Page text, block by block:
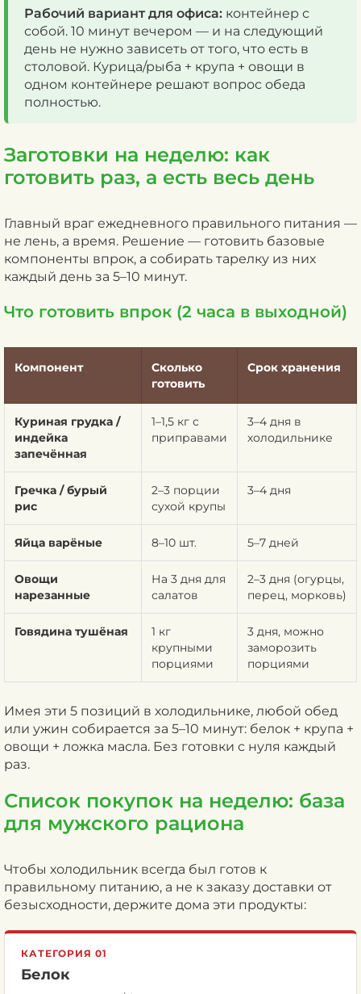
Рабочий вариант для офиса: контейнер с
собой. 10 минут вечером — и на следующий
день не нужно зависеть от того, что есть в
столовой. Курица/рыба + крупа + овощи в
одном контейнере решают вопрос обеда
полностью.
Заготовки на неделю: как
готовить раз, а есть весь день
Главный враг ежедневного правильного питания —
не лень, а время. Решение — готовить базовые
компоненты впрок, а собирать тарелку из них
каждый день за 5–10 минут.
Что готовить впрок (2 часа в выходной)
Компонент
Сколько
готовить
Срок хранения
Куриная грудка /
индейка
запечённая
1–1,5 кг с
приправами
3–4 дня в
холодильнике
Гречка / бурый
рис
2–3 порции
сухой крупы
3–4 дня
Яйца варёные 8–10 шт. 5–7 дней
Овощи
нарезанные
На 3 дня для
салатов
2–3 дня (огурцы,
перец, морковь)
Говядина тушёная
1 кг
крупными
порциями
3 дня, можно
заморозить
порциями
Имея эти 5 позиций в холодильнике, любой обед
или ужин собирается за 5–10 минут: белок + крупа +
овощи + ложка масла. Без готовки с нуля каждый
раз.
Список покупок на неделю: база
для мужского рациона
Чтобы холодильник всегда был готов к
правильному питанию, а не к заказу доставки от
безысходности, держите дома эти продукты:
КАТЕГОРИЯ 01
Белок